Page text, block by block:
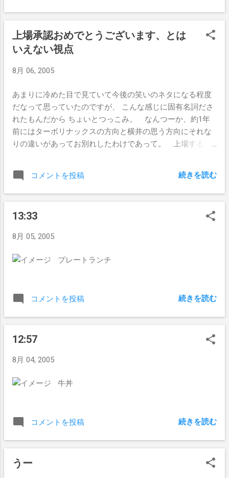
上場承認おめでとうございます、とは
いえない視点
8月 06, 2005
あまりに冷めた目で見ていて今後の笑いのネタになる程度
だなって思っていたのですが、 こんな感じに固有名詞ださ
れたもんだから ちょいとつっこみ。 なんつーか、約1年
前にはターボリナックスの方向と横井の思う方向にそれな
りの違いがあってお別れしたわけであって。 上場するこ
ていたのですが、ボクの設定したい目標とは違ったの
で。 当時の経営陣(社長とかCTOとか)から聞かされた目標
では「上場する以外にまともな商材ないじゃんそれ」とか
いう詳細書こうと思ったけど、あまりにもネガティブなネ
が目的になってたよね、って思う。 想定内、というか、
まさに想定どおり。 それも商売、これも商売、っていえ
ばそうなんだけどさ。 自分のやめた会社が成長して残念と
今後取り組もうと考えていることや、これまでにやってき
たこととか見直すと、今回の件は逆に「>>1 がクソスレ立
てている間に･･･」って思っている。 だから「おめでとう
ございます」って言うのも違う気がするんだな。 どちらか
i'''''''''''i''''‐-､ o| ｏ! .ｏ i ｏ !o
.|＼__|｀‐´｀‐／|__/| |_, ─''''''''''''─
,､ / _ ／ ＼
! ﾉ 丶_
ノ
コメントを投稿 続きを読む
13:33
8月 05, 2005
プレートランチ
コメントを投稿 続きを読む
12:57
8月 04, 2005
牛丼
コメントを投稿 続きを読む
うー